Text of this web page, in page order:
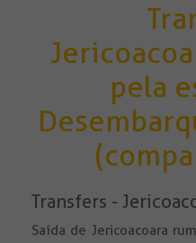
pela
Transfers -
Saída de Jericoacoara